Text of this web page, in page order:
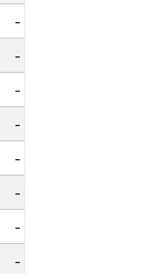
-
-
-
-
-
-
-
-